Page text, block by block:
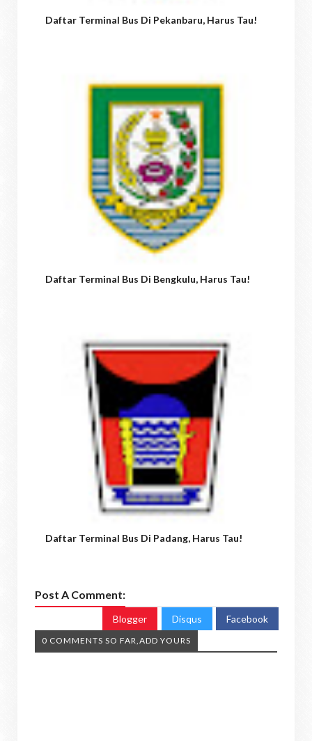
Daftar Terminal Bus Di Pekanbaru, Harus Tau!
Daftar Terminal Bus Di Bengkulu, Harus Tau!
Daftar Terminal Bus Di Padang, Harus Tau!
Post A Comment:
Blogger Disqus Facebook
0 COMMENTS SO FAR,ADD YOURS